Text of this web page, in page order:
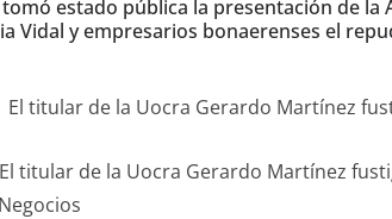
estado pública la presentación de
Vidal y empresarios bonaerenses el
El titular de la Uocra Gerardo Martínez